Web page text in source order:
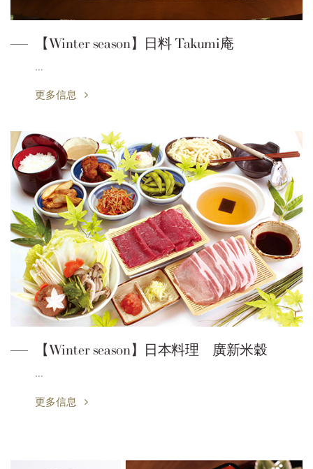
【Winter season】日料 Takumi庵
…
更多信息
【Winter season】日本料理 廣新米穀
…
更多信息